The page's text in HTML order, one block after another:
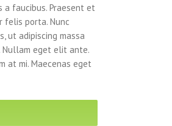
faucibus. Praesent et
felis porta. Nunc
ut adipiscing massa
Nullam eget elit ante.
at mi. Maecenas eget